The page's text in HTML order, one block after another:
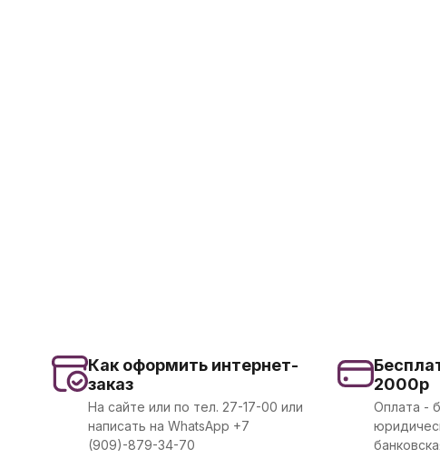
Как оформить интернет-
заказ
На сайте или по тел. 27-17-00 или
написать на WhatsApp +7
(909)-879-34-70
2000р
Оплата -